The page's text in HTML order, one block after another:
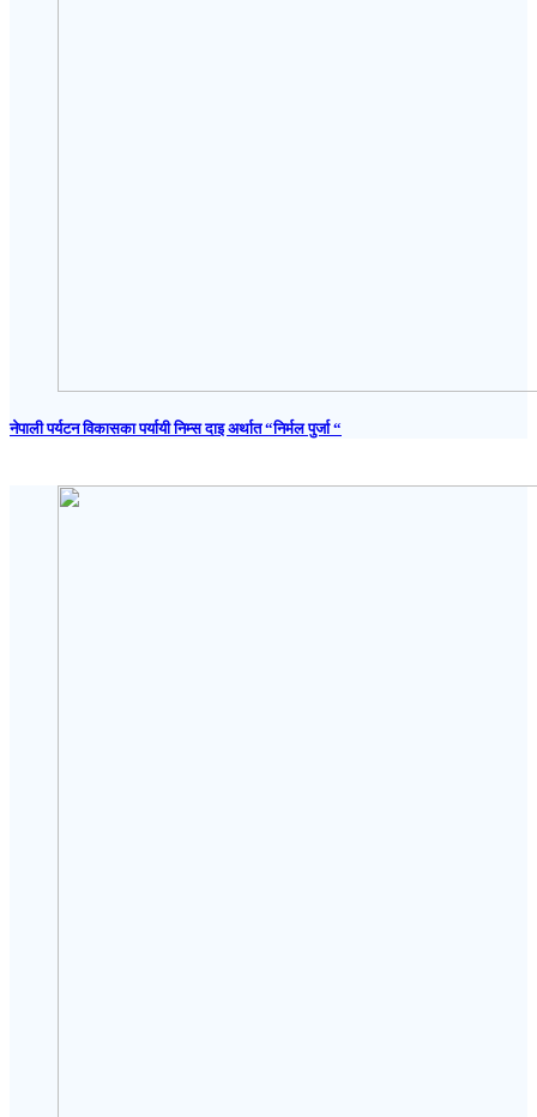
नेपाली पर्यटन विकासका पर्यायी निम्स दाइ अर्थात “निर्मल पुर्जा “